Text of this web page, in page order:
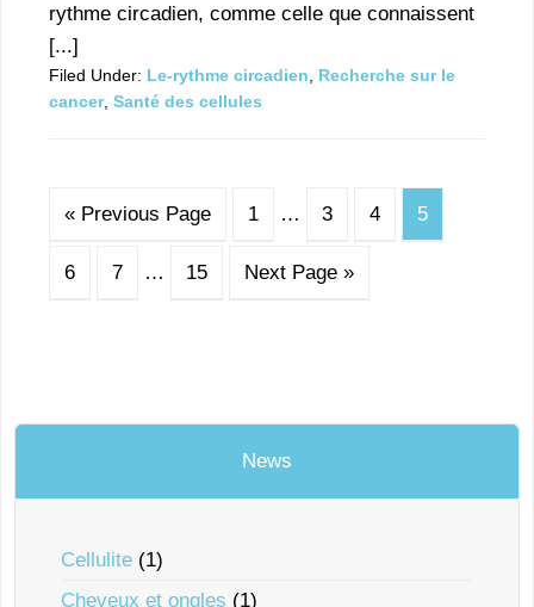
rythme circadien, comme celle que connaissent
[...]
Filed Under: Le-rythme circadien
Recherche sur le
cancer, Santé des cellules
« Previous Page 1 … 3 4 5
6 7 … 15 Next Page »
News
Cellulite (1)
Cheveux et ongles (1)